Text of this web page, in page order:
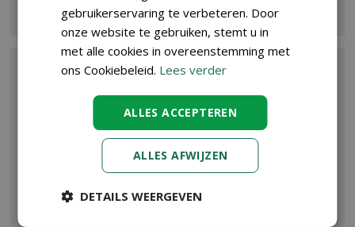
SCHIMMELZIEKT
gebruikerservaring te verbeteren. Door
onze website te gebruiken, stemt u in
met alle cookies in overeenstemming met
ons Cookiebeleid. Lees verder
ALLES ACCEPTEREN
ALLES AFWIJZEN
DETAILS WEERGEVEN